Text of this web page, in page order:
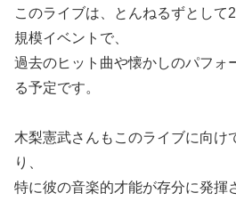
このライブは、とんねるずとして
規模イベントで、
過去のヒット曲や懐かしのパフォ
る予定です。
木梨憲武さんもこのライブに向け
り、
特に彼の音楽的才能が存分に発揮